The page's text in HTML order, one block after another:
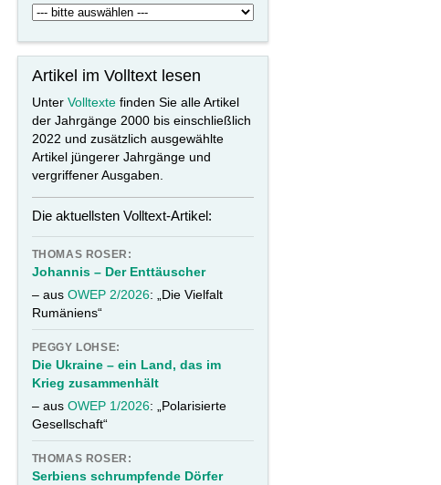
Artikel im Volltext lesen
Unter Volltextefinden Sie alle Artikel
der Jahrgänge 2000 bis einschließlich
2022 und zusätzlich ausgewählte
Artikel jüngerer Jahrgänge und
vergriffener Ausgaben.
Die aktuellsten Volltext-Artikel:
THOMAS ROSER:
Johannis – Der Enttäuscher
– aus OWEP 2/2026: „Die Vielfalt
Rumäniens“
PEGGY LOHSE:
Die Ukraine – ein Land, das im
Krieg zusammenhält
– aus OWEP 1/2026: „Polarisierte
Gesellschaft“
THOMAS ROSER:
Serbiens schrumpfende Dörfer